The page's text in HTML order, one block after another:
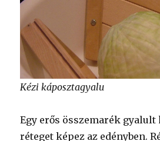
Kézi káposztagyalu
Egy erős összemarék gyalult
réteget képez az edényben.